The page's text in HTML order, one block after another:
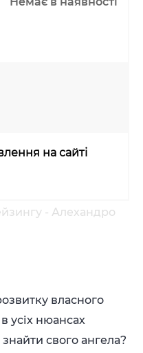
на сайті
- Алехандро
власного
усіх нюансах
свого ангела?